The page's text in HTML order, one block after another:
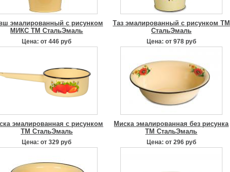
эмалированный с рисунком
МИКС ТМ СтальЭмаль
Цена: от 446 руб
Таз эмалированный с рисунком ТМ
СтальЭмаль
Цена: от 978 руб
эмалированная с рисунком
ТМ СтальЭмаль
Цена: от 329 руб
Миска эмалированная без рисунка
ТМ СтальЭмаль
Цена: от 296 руб